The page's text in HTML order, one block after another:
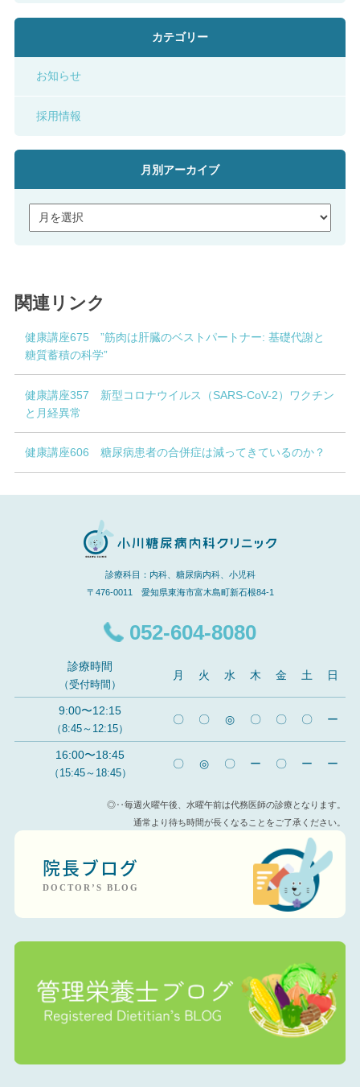
カテゴリー
お知らせ
採用情報
月別アーカイブ
関連リンク
健康講座675 ”筋肉は肝臓のベストパートナー: 基礎代謝と
糖質蓄積の科学”
健康講座357 新型コロナウイルス（SARS-CoV-2）ワクチン
と月経異常
健康講座606 糖尿病患者の合併症は減ってきているのか？
診療科目：内科、糖尿病内科、小児科
〒476-0011 愛知県東海市富木島町新石根84-1
052-604-8080
診療時間
（受付時間）
月 火 水 木 金 土 日
9:00〜12:15
（8:45～12:15）
〇 〇 ◎ 〇 〇 〇 ー
16:00〜18:45
（15:45～18:45）
〇 ◎ 〇 ー 〇 ー ー
◎‥毎週火曜午後、水曜午前は代務医師の診療となります。
通常より待ち時間が長くなることをご了承ください。
院長ブログ
DOCTOR’S BLOG